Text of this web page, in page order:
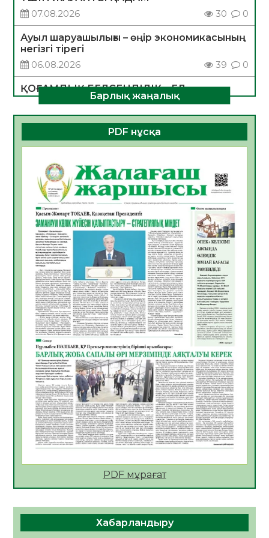
07.08.2026
30 0
Ауыл шаруашылығы – өңір экономикасының
негізгі тірегі
06.08.2026
39 0
ҚОҒАМДЫҚ БЕЛСЕНДІЛІК – ЕЛ
ДАМУЫНЫҢ НЕГІЗІ
06.08.2026
36 0
ҚҰРЫЛТАЙ САЙЛАУЫ – БОЛАШАҚҚА
БАСТАР ЖАУАПТЫ ТАҢДАУ
06.08.2026
Инфекциялық ауруларға қарсы иммундау
жұмыстарының тиімділігі
06.08.2026
40
Көкжөтел ауруы туралы
06.08.2026
36
АПВ вакцинасы туралы мәлімет
06.08.2026
36
Open Air: Қызылорда облысы полиция
департаменті 20 мыңнан астам
көрерменнің қауіпсіздігін қамтамасыз етті
06.08.2026
48
ҚЫЗЫЛОРДАДА «САНАЛЫ ҰРПАҚ –
ЖАРҚЫН БОЛАШАҚ» АТТЫ КЕҢЕЙТІЛГЕН
МӘЖІЛІС ӨТТІ
05.08.2026
49
Қазақстан Орталық Азиядағы көшуге ең
азаматтың міндеті
Барлық жаңалық
PDF нұсқа
PDF мұрағат
Хабарландыру